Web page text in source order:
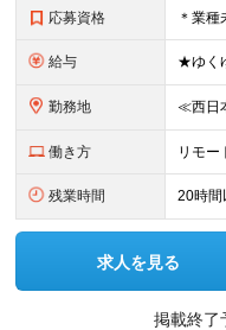
応募資格
給与
勤務地
働き方 リモー
残業時間 20時間
求人を見る
掲載終了